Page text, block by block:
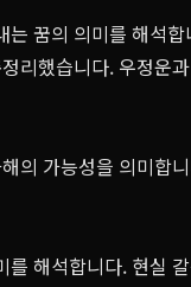
꿈의 의미를 해석
리했습니다. 우정운
의 가능성을 의미합
해석합니다. 현실